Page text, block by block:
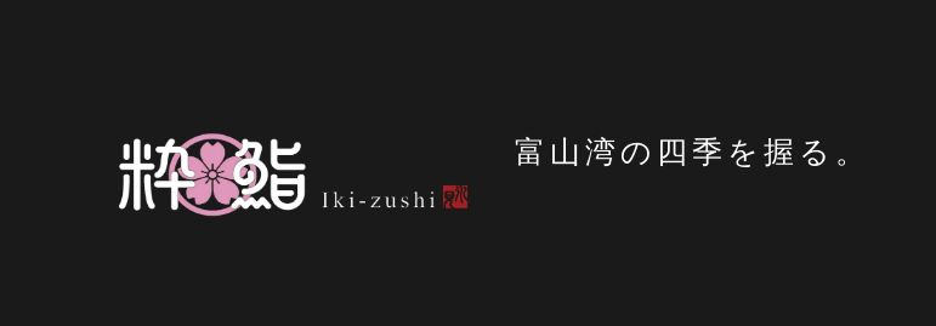
富山湾の四季を握る。